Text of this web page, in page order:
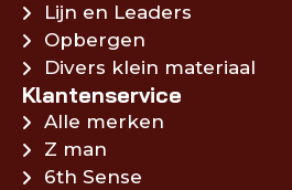
Lijn en Leaders
Opbergen
Divers klein materiaal
Klantenservice
Alle merken
Z man
6th Sense